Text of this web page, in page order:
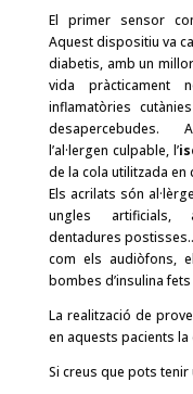
El primer sensor
Aquest dispositiu va
diabetis, amb un
vida pràcticament
inflamatòries
l’al·lergen culpable, l’
de la cola utilitzada en
Els acrilats són
ungles artificials,
dentadures
com els audiòfons,
bombes d’insulina
La realització de
en aquests pacients la
Si creus que pots tenir